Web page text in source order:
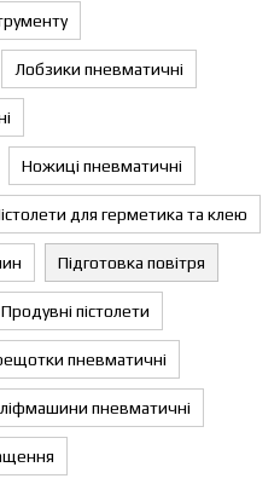
Лобзики пневматичні
Ножиці пневматичні
для герметика та клею
Підготовка повітря
Продувні пістолети
пневматичні
пневматичні